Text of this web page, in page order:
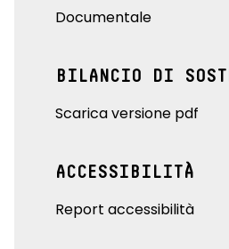
Documentale
BILANCIO DI
Scarica versione pdf
ACCESSIBILITÀ
Report accessibilità